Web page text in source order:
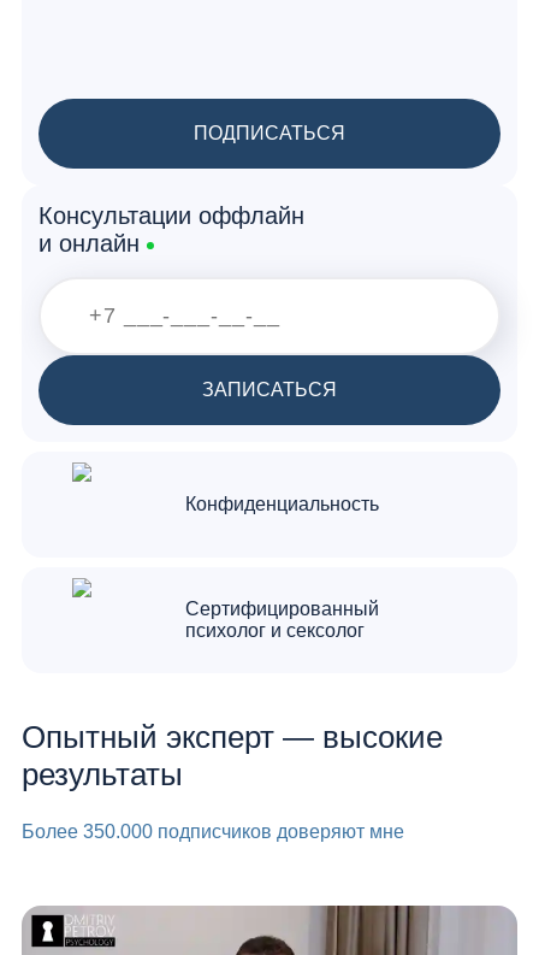
ПОДПИСАТЬСЯ
Консультации оффлайн
и онлайн
ЗАПИСАТЬСЯ
Конфиденциальность
Сертифицированный
психолог и сексолог
Опытный эксперт — высокие
результаты
Более 350.000 подписчиков доверяют мне